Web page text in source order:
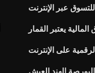
عبر الإنترنت
يعتبر القمار
على الإنترنت